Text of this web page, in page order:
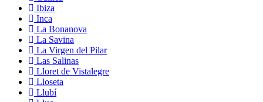
Ibiza
Inca
La Bonanova
La Savina
La Virgen del Pilar
Las Salinas
Lloret de Vistalegre
Lloseta
Llubí